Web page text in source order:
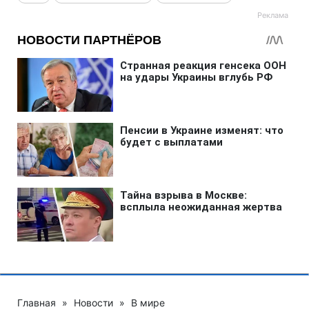
Главная » Новости » В мире